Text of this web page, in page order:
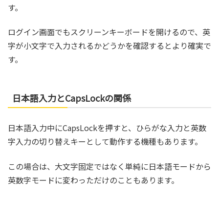
す。
ログイン画面でもスクリーンキーボードを開けるので、英
字が小文字で入力されるかどうかを確認するとより確実で
す。
日本語入力とCapsLockの関係
日本語入力中にCapsLockを押すと、ひらがな入力と英数
字入力の切り替えキーとして動作する機種もあります。
この場合は、大文字固定ではなく単純に日本語モードから
英数字モードに変わっただけのこともあります。